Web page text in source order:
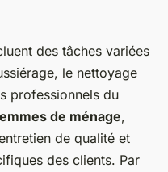
des tâches variées
le nettoyage
professionnels du
de ménage,
de qualité et
des clients. Par